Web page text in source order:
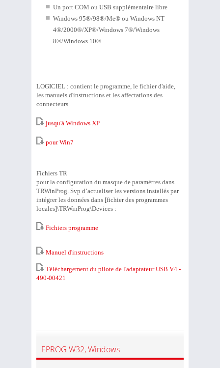
Un port COM ou USB supplémentaire libre
Windows 95®/98®/Me® ou Windows NT
4®/2000®/XP®/Windows 7®/Windows
8®/Windows 10®
LOGICIEL : contient le programme, le fichier d'aide,
les manuels d'instructions et les affectations des
connecteurs
jusqu'à Windows XP
pour Win7
Fichiers TR
pour la configuration du masque de paramètres dans
TRWinProg. Svp d’actualiser les versions installés par
intégrer les données dans [fichier des programmes
locales]\TRWinProg\Devices :
Fichiers programme
Manuel d'instructions
Téléchargement du pilote de l'adaptateur USB V4 -
490-00421
EPROG W32, Windows